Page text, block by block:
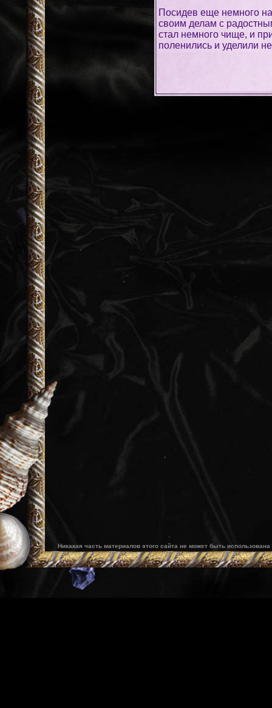
Посидев еще немного
своим делам с
стал немного чище, и
поленились и уделили
Никакая часть материалов этого сайта не может быть